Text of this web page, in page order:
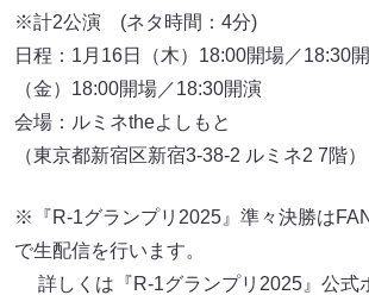
※計2公演 (ネタ時間：4分)
日程：1月16日（木）18:00開場／18:30
（金）18:00開場／18:30開演
会場：ルミネtheよしもと
（東京都新宿区新宿3-38-2 ルミネ2 7階）
※『R-1グランプリ2025』準々決勝は
で生配信を行います。
詳しくは『R-1グランプリ2025』公式